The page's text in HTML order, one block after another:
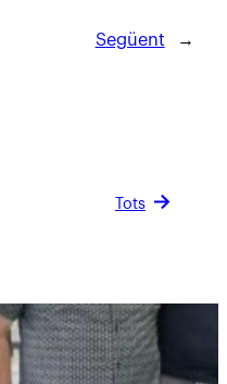
Següent →
Tots